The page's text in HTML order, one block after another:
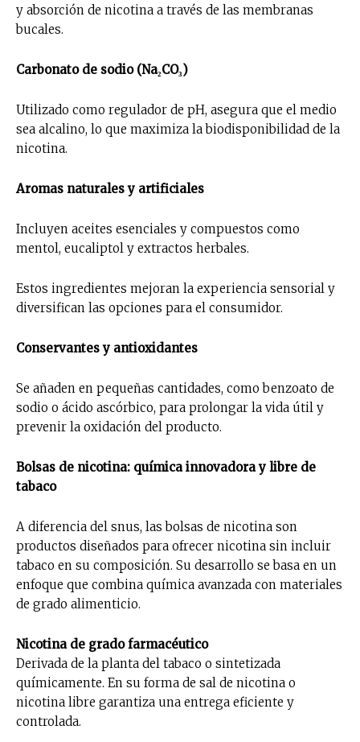
y absorción de nicotina a través de las membranas
bucales.
Carbonato de sodio (Na₂CO₃)
Utilizado como regulador de pH, asegura que el medio
sea alcalino, lo que maximiza la biodisponibilidad de la
nicotina.
Aromas naturales y artificiales
Incluyen aceites esenciales y compuestos como
mentol, eucaliptol y extractos herbales.
Estos ingredientes mejoran la experiencia sensorial y
diversifican las opciones para el consumidor.
Conservantes y antioxidantes
Se añaden en pequeñas cantidades, como benzoato de
sodio o ácido ascórbico, para prolongar la vida útil y
prevenir la oxidación del producto.
Bolsas de nicotina: química innovadora y libre de
tabaco
A diferencia del snus, las bolsas de nicotina son
productos diseñados para ofrecer nicotina sin incluir
tabaco en su composición. Su desarrollo se basa en un
enfoque que combina química avanzada con materiales
de grado alimenticio.
Nicotina de grado farmacéutico
Derivada de la planta del tabaco o sintetizada
químicamente. En su forma de sal de nicotina o
nicotina libre garantiza una entrega eficiente y
controlada.